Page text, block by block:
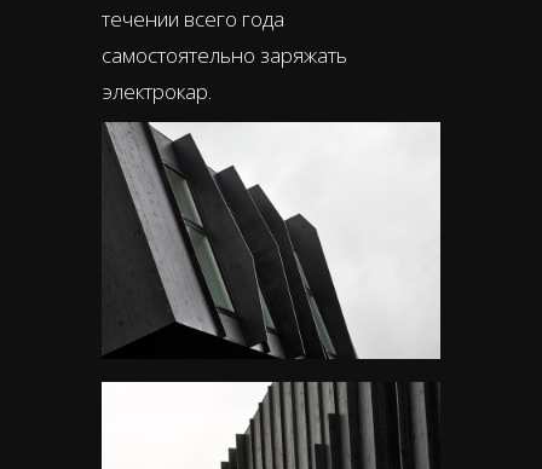
течении всего года
самостоятельно заряжать
электрокар.